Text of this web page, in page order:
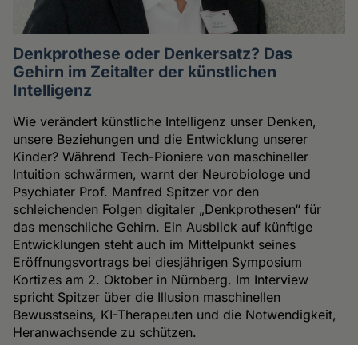
Denkprothese oder Denkersatz? Das
Gehirn im Zeitalter der künstlichen
Intelligenz
Wie verändert künstliche Intelligenz unser Denken,
unsere Beziehungen und die Entwicklung unserer
Kinder? Während Tech-Pioniere von maschineller
Intuition schwärmen, warnt der Neurobiologe und
Psychiater Prof. Manfred Spitzer vor den
schleichenden Folgen digitaler „Denkprothesen“ für
das menschliche Gehirn. Ein Ausblick auf künftige
Entwicklungen steht auch im Mittelpunkt seines
Eröffnungsvortrags bei diesjährigen Symposium
Kortizes am 2. Oktober in Nürnberg. Im Interview
spricht Spitzer über die Illusion maschinellen
Bewusstseins, KI-Therapeuten und die Notwendigkeit,
Heranwachsende zu schützen.